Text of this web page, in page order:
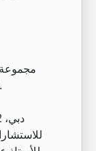
مجموعة
المساعيد بإدارة اعمالها في الأردن والكويت.